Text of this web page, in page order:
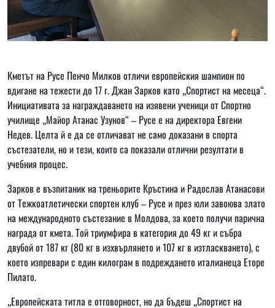
Кметът на Русе Пенчо Милков отличи европейския шампион по
вдигане на тежести до 17 г. Джан Зарков като „Спортист на месеца“.
Инициативата за награждаването на изявени ученици от Спортно
училище „Майор Атанас Узунов“ – Русе е на директора Евгени
Недев. Целта й е да се отличават не само доказани в спорта
състезатели, но и тези, които са показали отлични резултати в
учебния процес.
Зарков е възпитаник на треньорите Кръстина и Радослав Атанасови
от Тежкоатлетически спортен клуб – Русе и през юли завоюва злато
на международното състезание в Молдова, за което получи парична
награда от кмета. Той триумфира в категория до 49 кг и събра
двубой от 187 кг (80 кг в изхвърлянето и 107 кг в изтласкването), с
което изпревари с един килограм в подреждането италианеца Еторе
Пилато.
„Европейската титла е отговорност, но да бъдеш „Спортист на